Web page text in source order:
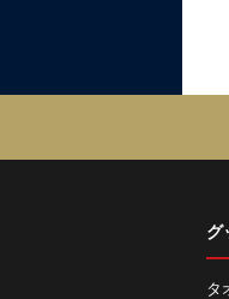
グ
タ